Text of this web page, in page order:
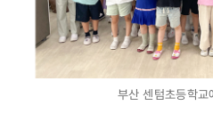
부산 센텀초등학